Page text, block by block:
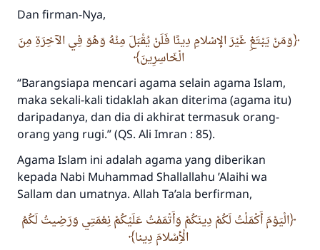
Dan firman-Nya,
وَمَنْ يَبْتَغِ غَيْرَ الإسْلامِ دِينًا فَلَنْ يُقْبَلَ مِنْهُ وَهُوَ فِي الآخِرَةِ مِنَ
الْخَاسِرِينَ
“Barangsiapa mencari agama selain agama Islam,
maka sekali-kali tidaklah akan diterima (agama itu)
daripadanya, dan dia di akhirat termasuk orang-
orang yang rugi.”(QS. Ali Imran : 85).
Agama Islam ini adalah agama yang diberikan
kepada Nabi Muhammad Shallallahu ’Alaihi wa
Sallam dan umatnya. Allah Ta’ala berfirman,
الْيَوْمَ أَكْمَلْتُ لَكُمْ دِينَكُمْ وَأَتْمَمْتُ عَلَيْكُمْ نِعْمَتِي وَرَضِيتُ لَكُمُ
الْأِسْلامَ دِينا
Jawaban no. 110845
menyelamatkan pernikahan.
Bantu kami dalam memberikan jawaban untuk umat
Rasulullah ﷺ bersabda
"Siapa yang menunjukkan suatu kebaikan,
meka dia akan mendapatkan pahala yang
sama dengan orang yang melakukannya"